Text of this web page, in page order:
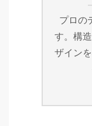
プロの
す。構
ザイン